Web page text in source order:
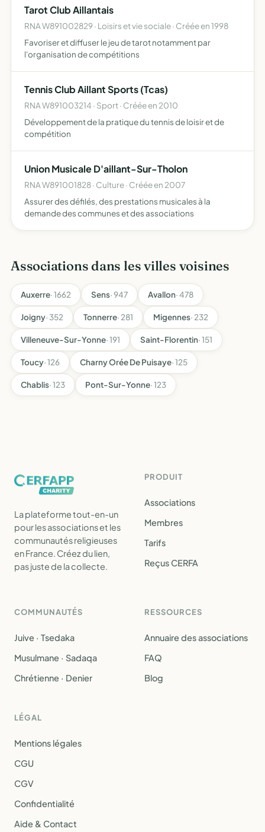
Tarot Club Aillantais
RNA W891002829 · Loisirs et vie sociale · Créée en 1998
Favoriser et diffuser le jeu de tarot notamment par
l'organisation de compétitions
Tennis Club Aillant Sports (Tcas)
RNA W891003214 · Sport · Créée en 2010
Développement de la pratique du tennis de loisir et de
compétition
Union Musicale D'aillant-Sur-Tholon
RNA W891001828 · Culture · Créée en 2007
Assurer des défilés, des prestations musicales à la
demande des communes et des associations
Associations dans les villes voisines
Auxerre· 1662 Sens· 947 Avallon· 478
Joigny· 352 Tonnerre· 281 Migennes· 232
Villeneuve-Sur-Yonne· 191 Saint-Florentin· 151
Toucy· 126 Charny Orée De Puisaye· 125
Chablis· 123 Pont-Sur-Yonne· 123
La plateforme tout-en-un
pour les associations et les
communautés religieuses
en France. Créez du lien,
pas juste de la collecte.
PRODUIT
Associations
Membres
Tarifs
Reçus CERFA
COMMUNAUTÉS
Juive · Tsedaka
Musulmane · Sadaqa
Chrétienne · Denier
RESSOURCES
Annuaire des associations
FAQ
Blog
LÉGAL
Mentions légales
CGU
CGV
Confidentialité
Aide & Contact